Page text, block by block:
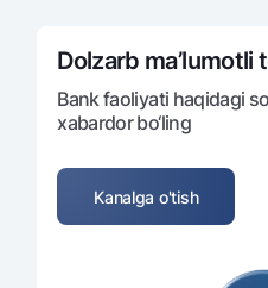
Dolzarb ma’lumotli
Bank faoliyati haqidagi
xabardor bo‘ling
Kanalga o'tish